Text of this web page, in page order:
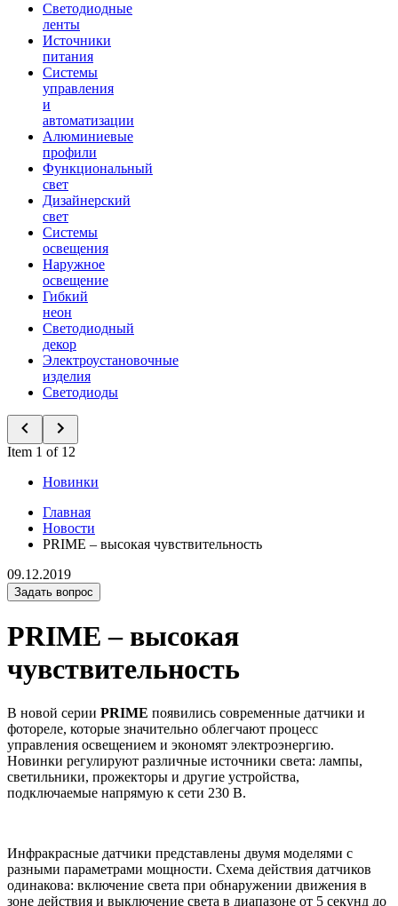
Светодиодные
ленты
Источники
питания
Системы
управления
и
автоматизации
Алюминиевые
профили
Функциональный
свет
Дизайнерский
свет
Системы
освещения
Наружное
освещение
Гибкий
неон
Светодиодный
декор
Электроустановочные
изделия
Светодиоды
Item 1 of 12
Новинки
Главная
Новости
PRIME – высокая чувствительность
09.12.2019
Задать вопрос
PRIME – высокая
чувствительность
В новой серии PRIME появились современные датчики и
фотореле, которые значительно облегчают процесс
управления освещением и экономят электроэнергию.
Новинки регулируют различные источники света: лампы,
светильники, прожекторы и другие устройства,
подключаемые напрямую к сети 230 В.
Инфракрасные датчики представлены двумя моделями с
разными параметрами мощности. Схема действия датчиков
одинакова: включение света при обнаружении движения в
зоне действия и выключение света в диапазоне от 5 секунд до